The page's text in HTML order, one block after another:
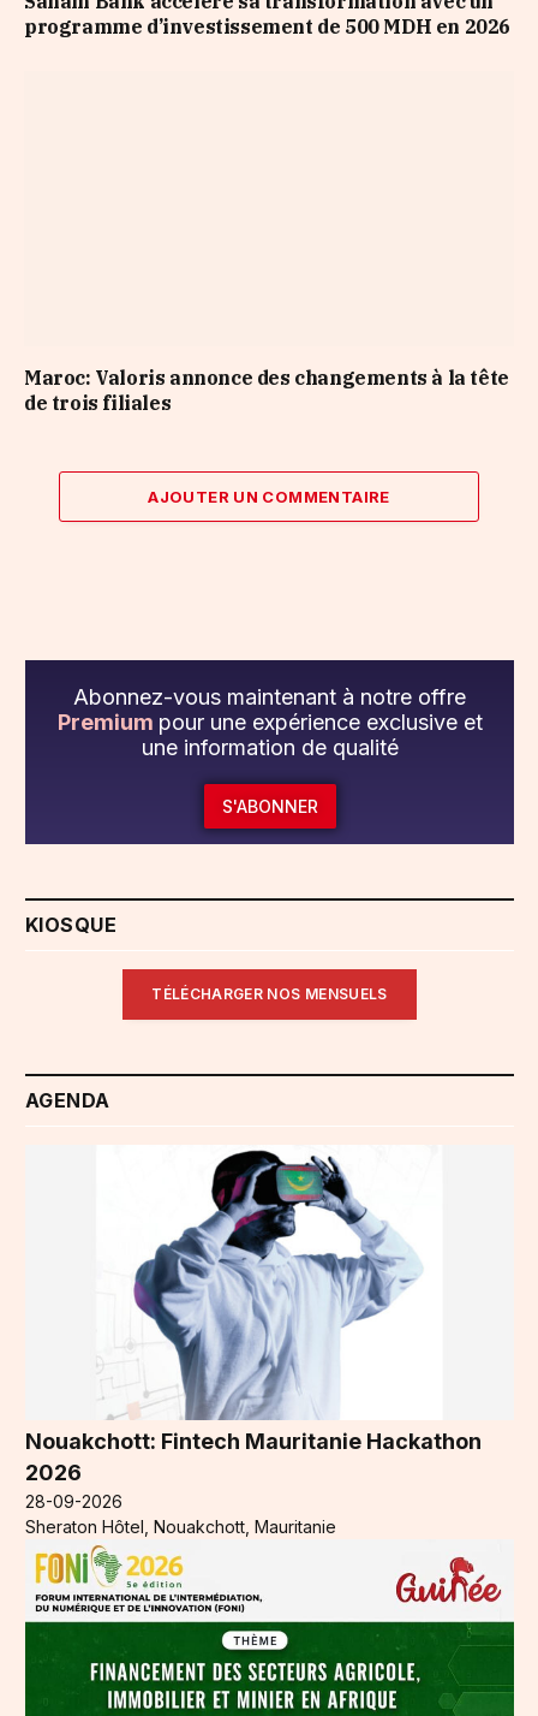
programme d’investissement de 500 MDH en 2026
Maroc: Valoris annonce des changements à la tête
de trois filiales
AJOUTER UN COMMENTAIRE
Abonnez-vous maintenant à notre offre
Premium pour une expérience exclusive et
une information de qualité
S'ABONNER
KIOSQUE
TÉLÉCHARGER NOS MENSUELS
AGENDA
Nouakchott: Fintech Mauritanie Hackathon
2026
28-09-2026
Sheraton Hôtel, Nouakchott, Mauritanie